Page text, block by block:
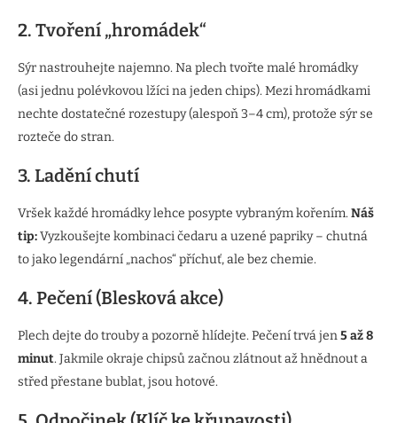
2. Tvoření „hromádek“
Sýr nastrouhejte najemno. Na plech tvořte malé hromádky
(asi jednu polévkovou lžíci na jeden chips). Mezi hromádkami
nechte dostatečné rozestupy (alespoň 3–4 cm), protože sýr se
rozteče do stran.
3. Ladění chutí
Vršek každé hromádky lehce posypte vybraným kořením. Náš
tip:Vyzkoušejte kombinaci čedaru a uzené papriky – chutná
to jako legendární „nachos“ příchuť, ale bez chemie.
4. Pečení (Blesková akce)
Plech dejte do trouby a pozorně hlídejte. Pečení trvá jen5 až 8
minut. Jakmile okraje chipsů začnou zlátnout až hnědnout a
střed přestane bublat, jsou hotové.